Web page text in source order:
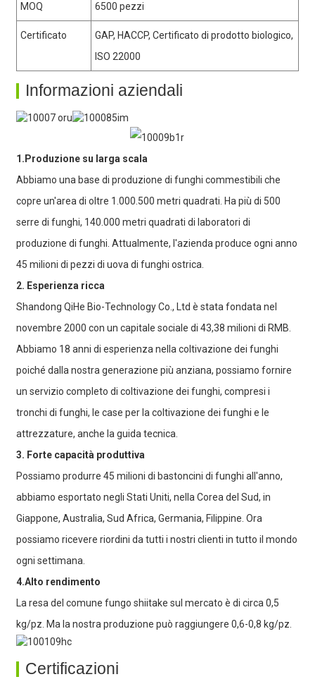
MOQ 6500 pezzi
Certificato
GAP, HACCP, Certificato di prodotto biologico,
ISO 22000
Informazioni aziendali
1.Produzione su larga scala
Abbiamo una base di produzione di funghi commestibili che
copre un'area di oltre 1.000.500 metri quadrati. Ha più di 500
serre di funghi, 140.000 metri quadrati di laboratori di
produzione di funghi. Attualmente, l'azienda produce ogni anno
45 milioni di pezzi di uova di funghi ostrica.
2. Esperienza ricca
Shandong QiHe Bio-Technology Co., Ltd è stata fondata nel
novembre 2000 con un capitale sociale di 43,38 milioni di RMB.
Abbiamo 18 anni di esperienza nella coltivazione dei funghi
poiché dalla nostra generazione più anziana, possiamo fornire
un servizio completo di coltivazione dei funghi, compresi i
tronchi di funghi, le case per la coltivazione dei funghi e le
attrezzature, anche la guida tecnica.
3. Forte capacità produttiva
Possiamo produrre 45 milioni di bastoncini di funghi all'anno,
abbiamo esportato negli Stati Uniti, nella Corea del Sud, in
Giappone, Australia, Sud Africa, Germania, Filippine. Ora
possiamo ricevere riordini da tutti i nostri clienti in tutto il mondo
ogni settimana.
4.Alto rendimento
La resa del comune fungo shiitake sul mercato è di circa 0,5
kg/pz. Ma la nostra produzione può raggiungere 0,6-0,8 kg/pz.
Certificazioni